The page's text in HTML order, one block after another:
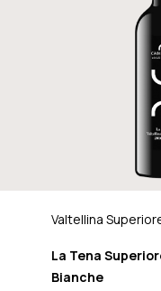
Valtellina
La Tena
Bianche